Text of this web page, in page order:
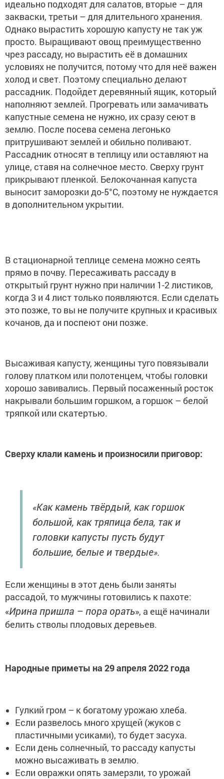
идеально подходят для салатов, вторые – для
закваски, третьи – для длительного хранения.
Однако вырастить хорошую капусту не так уж
просто. Выращивают овощ преимущественно
чрез рассаду, но вырастить её в домашних
условиях не получится, потому что для неё важен
холод и свет. Поэтому специально делают
рассадник. Подойдет деревянный ящик, который
наполняют землей. Прогревать или замачивать
капустные семена не нужно, их сразу сеют в
землю. После посева семена легонько
притрушивают землей и обильно поливают.
Рассадник относят в теплицу или оставляют на
улице, ставя на солнечное место. Сверху грунт
прикрывают пленкой. Белокочанная капуста
выносит заморозки до-5°C, поэтому не нуждается
в дополнительном укрытии.
В стационарной теплице семена можно сеять
прямо в почву. Пересаживать рассаду в
открытый грунт нужно при наличии 1-2 листиков,
когда 3 и 4 лист только появляются. Если сделать
это позже, то вы не получите крупных и красивых
кочанов, да и поспеют они позже.
Высаживая капусту, женщины туго повязывали
голову платком или полотенцем, чтобы головки
хорошо завивались. Первый посаженный росток
накрывали большим горшком, а горшок – белой
тряпкой или скатертью.
Сверху клали камень и произносили приговор:
«Как камень твёрдый, как горшок
большой, как тряпица бела, так и
головки капусты пусть будут
большие, белые и твердые».
Если женщины в этот день были заняты
рассадой, то мужчины готовились к пахоте:
«Ирина пришла – пора орать», а ещё начинали
белить стволы плодовых деревьев.
Народные приметы на 29 апреля 2022 года
Гулкий гром – к богатому урожаю хлеба.
Если развелось много хрущей (жуков с
пластичными усиками), то будет засуха.
Если день солнечный, то рассаду капусты
можно высаживать в землю.
Если овражки опять замерзли, то урожай